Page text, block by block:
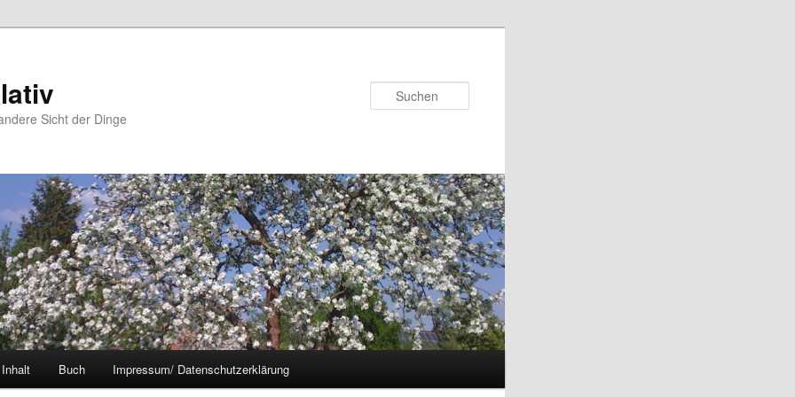
Sicht der Dinge
Inhalt Buch Impressum/ Datenschutzerklärung